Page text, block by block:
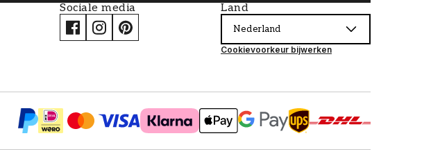
Sociale media Land
Nederland
Cookievoorkeur bijwerken